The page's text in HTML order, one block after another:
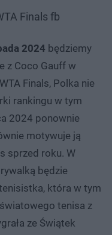
Finals fb
2024 będziemy
z Coco Gauff w
Finals, Polka nie
rankingu w tym
2024 ponownie
motywuje ją
sprzed roku. W
będzie
która w tym
tenisa z
ze Świątek